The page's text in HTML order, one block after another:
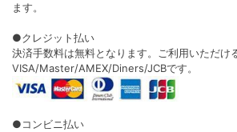
ます。
●クレジット払い
決済手数料は無料となります。ご利用いただけ
VISA/Master/AMEX/Diners/JCBです。
●コンビニ払い